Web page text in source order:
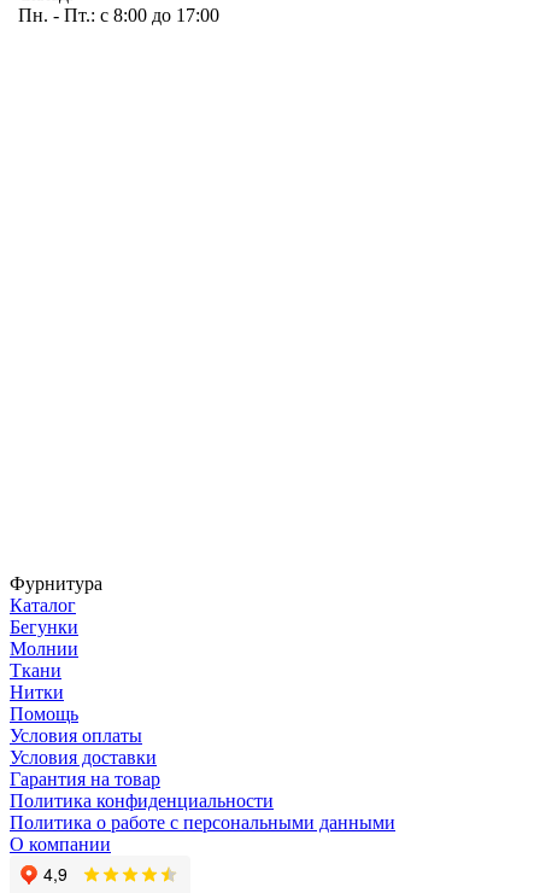
Пн. - Пт.: с 8:00 до 17:00
Фурнитура
Каталог
Бегунки
Молнии
Ткани
Нитки
Помощь
Условия оплаты
Условия доставки
Гарантия на товар
Политика конфиденциальности
Политика о работе с персональными данными
О компании